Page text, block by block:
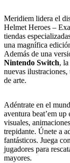
Meridiem lidera el
Helmet Heroes –
tiendas
una magnífica
Además de una
Nintendo Switch,
nuevas
de arte.
Adéntrate en el
aventura beat’em
visuales,
trepidante. Únete a
fantásticos. Juega
jugadores para
mayores.